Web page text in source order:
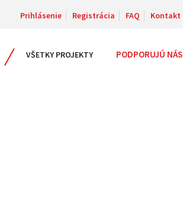
Prihlásenie Registrácia FAQ Kontakt
VŠETKY PROJEKTY PODPORUJÚ NÁS